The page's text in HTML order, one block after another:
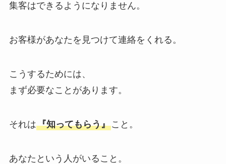
集客はできるようになりません。
お客様があなたを見つけて連絡をくれる。
こうするためには、
まず必要なことがあります。
それは『知ってもらう』こと。
あなたという人がいること。